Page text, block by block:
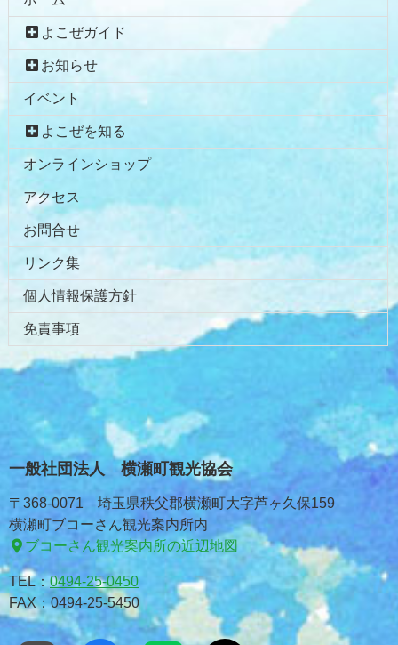
よこぜガイド
お知らせ
イベント
よこぜを知る
オンラインショップ
アクセス
お問合せ
リンク集
個人情報保護方針
免責事項
一般社団法人 横瀬町観光協会
〒368-0071 埼玉県秩父郡横瀬町大字芦ヶ久保159
横瀬町ブコーさん観光案内所内
ブコーさん観光案内所の近辺地図
TEL： 0494-25-0450
FAX：0494-25-5450